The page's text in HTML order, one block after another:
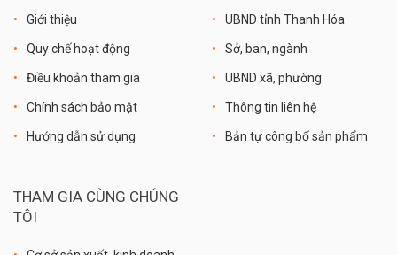
Giới thiệu
Quy chế hoạt động
Điều khoản tham gia
Chính sách bảo mật
Hướng dẫn sử dụng
UBND tỉnh Thanh Hóa
Sở, ban, ngành
UBND xã, phường
Thông tin liên hệ
Bản tự công bố sản phẩm
THAM GIA CÙNG CHÚNG
TÔI